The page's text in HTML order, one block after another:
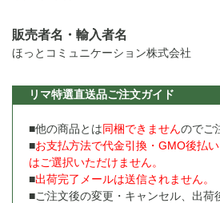
販売者名・輸入者名
ほっとコミュニケーション株式会社
リマ特選直送品ご注文ガイド
■他の商品とは同梱できませんのでご
■お支払方法で代金引換・GMO後払い
はご選択いただけません。
■出荷完了メールは送信されません。
■ご注文後の変更・キャンセル、出荷